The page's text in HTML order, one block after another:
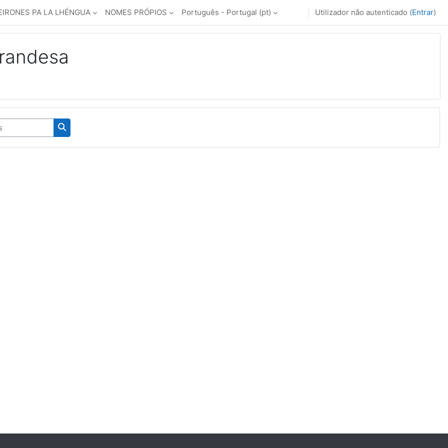
PA LA LHÉNGUA NOMES PRÓPIOS Português - Portugal ‎(pt)‎ Utilizador não autenticado (Entrar)
Pesquisar disciplinas